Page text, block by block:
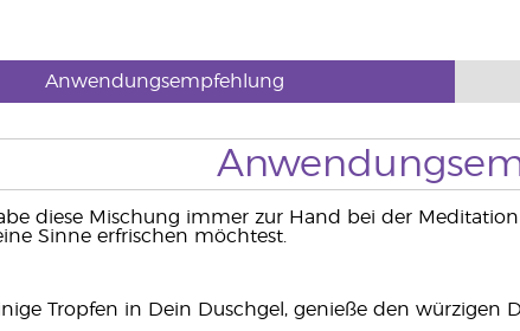
Anwendungsempfehlung
diese Mischung immer zur Hand bei der
Sinne erfrischen möchtest.
Tropfen in Dein Duschgel, genieße den